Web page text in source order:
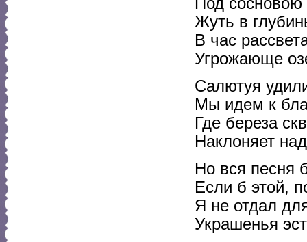
Жуть в
В час
Угрожающе
Салютуя
Мы идем к
Где береза
Наклоняет
Но вся песня
Если б этой,
Я не отдал
Украшенья